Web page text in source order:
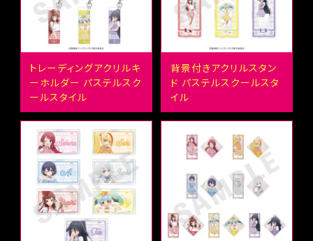
トレーディングアクリルキ
ーホルダー パステルスク
ールスタイル
背景付きアクリルスタン
ド パステルスクールスタ
イル